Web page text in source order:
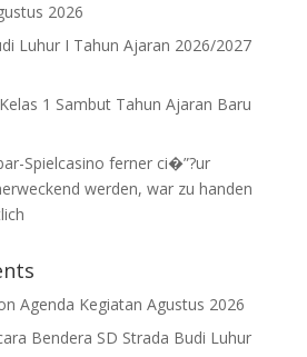
2026
Luhur I Tahun Ajaran 2026/2027
1 Sambut Tahun Ajaran Baru
Spielcasino ferner ci�”?ur
werden, war zu handen
Agenda Kegiatan Agustus 2026
Bendera SD Strada Budi Luhur